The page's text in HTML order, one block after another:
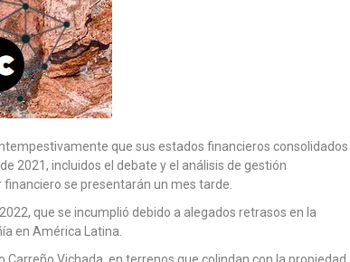
que sus estados financieros consolidados
2021, incluidos el debate y el análisis de gestión
se presentarán un mes tarde.
que se incumplió debido a alegados retrasos en la
en América Latina.